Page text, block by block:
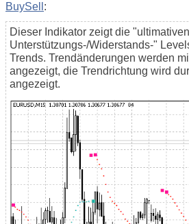
BuySell :
Dieser Indikator zeigt die "ultimativen
Unterstützungs-/Widerstands-"
Trends. Trendänderungen werden
angezeigt, die Trendrichtung wird
angezeigt.